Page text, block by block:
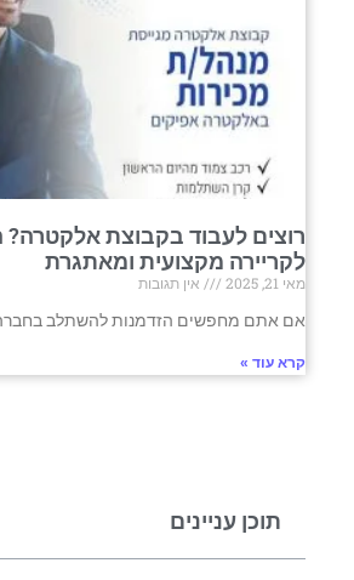
רוצים לעבוד בקבוצת אלקטרה?
לקריירה מקצועית ומאתגרת
מאי 21, 2025
אין תגובות
אם אתם מחפשים הזדמנות להשתלב
קרא עוד »
תוכן עניינים